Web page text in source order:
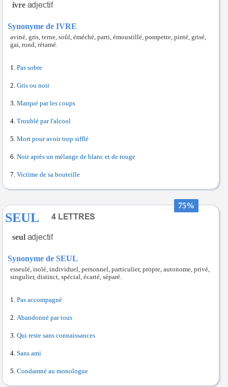
ivre
Synonyme de IVRE
aviné, gris, terne, soûl, éméché, parti, émoustillé, pompette, pinté, grisé,
gai, rond, rétamé.
Pas sobre
Gris ou noir
Marqué par les coups
Troublé par l'alcool
Mort pour avoir trop sifflé
Noir après un mélange de blanc et de rouge
Victime de sa bouteille
75%
SEUL
seul
Synonyme de SEUL
esseulé, isolé, individuel, personnel, particulier, propre, autonome, privé,
singulier, distinct, spécial, écarté, séparé.
Pas accompagné
Abandonné par tous
Qui reste sans connaissances
Sans ami
Condamné au monologue